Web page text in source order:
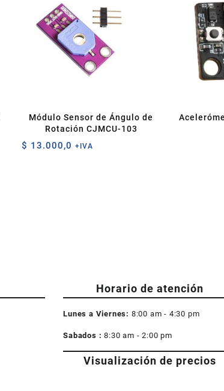
Módulo Sensor de Ángulo de
Rotación CJMCU-103
$ 13.000,0 +IVA
Horario de atención
Lunes a Viernes: 8:00 am - 4:30 pm
Sabados :8:30 am - 2:00 pm
Visualización de precios